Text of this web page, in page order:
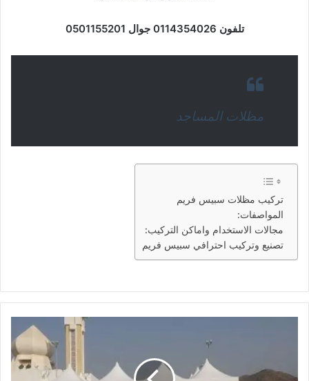
تلفون 0114354026 جوال 0501155201
مظلات المساجد
تركيب مظلات سبيس فريم
المواصفات:
مجالات الاستخدام واماكن التركيب:
تصنيع وتركيب احترافي سبيس فريم